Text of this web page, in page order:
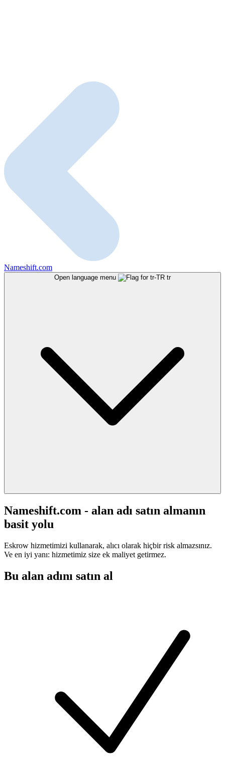
Nameshift.com
Open language menu tr
Nameshift.com - alan adı satın almanın
basit yolu
Eskrow hizmetimizi kullanarak, alıcı olarak hiçbir risk almazsınız.
Ve en iyi yanı: hizmetimiz size ek maliyet getirmez.
Bu alan adını satın al